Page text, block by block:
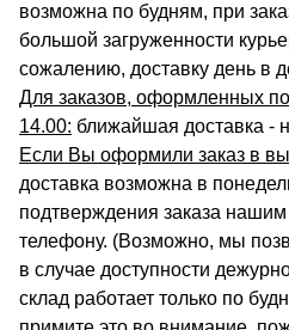
возможна по будням, при
большой загруженности
сожалению, доставку день в
Для заказов, оформленных
14.00: ближайшая доставка -
Если Вы оформили заказ в
доставка возможна в
подтверждения заказа
телефону. (Возможно, мы
в случае доступности
склад работает только по